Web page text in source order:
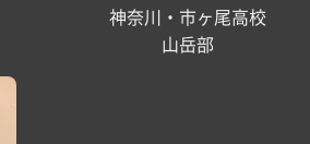
神奈川・市ヶ尾高校
山岳部